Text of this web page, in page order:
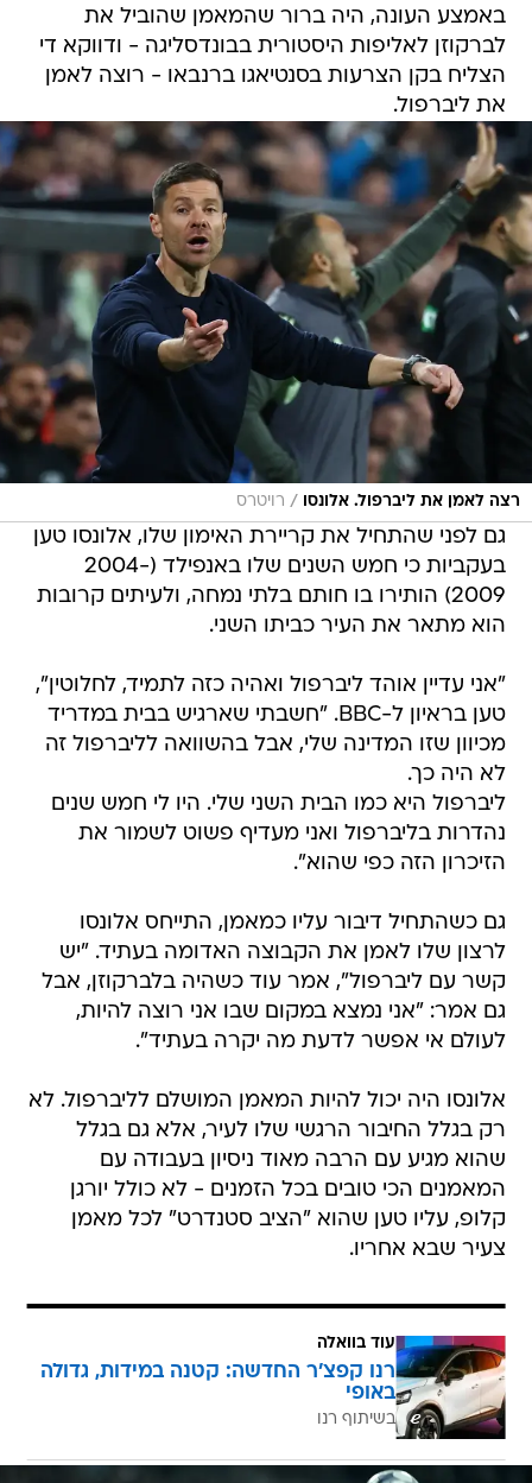
באמצע העונה, היה ברור שהמאמן שהוביל את
לברקוזן לאליפות היסטורית בבונדסליגה - ודווקא די
הצליח בקן הצרעות בסנטיאגו ברנבאו - רוצה לאמן
את ליברפול.
רצה לאמן את ליברפול. אלונסו / רויטרס
גם לפני שהתחיל את קריירת האימון שלו, אלונסו טען
בעקביות כי חמש השנים שלו באנפילד (2004-
2009) הותירו בו חותם בלתי נמחה, ולעיתים קרובות
הוא מתאר את העיר כביתו השני.
"אני עדיין אוהד ליברפול ואהיה כזה לתמיד, לחלוטין",
טען בראיון ל-BBC. "חשבתי שארגיש בבית במדריד
מכיוון שזו המדינה שלי, אבל בהשוואה לליברפול זה
לא היה כך.
ליברפול היא כמו הבית השני שלי. היו לי חמש שנים
נהדרות בליברפול ואני מעדיף פשוט לשמור את
הזיכרון הזה כפי שהוא".
גם כשהתחיל דיבור עליו כמאמן, התייחס אלונסו
לרצון שלו לאמן את הקבוצה האדומה בעתיד. "יש
קשר עם ליברפול", אמר עוד כשהיה בלברקוזן, אבל
גם אמר: "אני נמצא במקום שבו אני רוצה להיות,
לעולם אי אפשר לדעת מה יקרה בעתיד".
אלונסו היה יכול להיות המאמן המושלם לליברפול. לא
רק בגלל החיבור הרגשי שלו לעיר, אלא גם בגלל
שהוא מגיע עם הרבה מאוד ניסיון בעבודה עם
המאמנים הכי טובים בכל הזמנים - לא כולל יורגן
קלופ, עליו טען שהוא "הציב סטנדרט" לכל מאמן
צעיר שבא אחריו.
עוד בוואלה
רנו קפצ'ר החדשה: קטנה במידות, גדולה
באופי
בשיתוף רנו